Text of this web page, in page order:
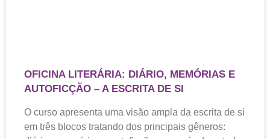
OFICINA LITERÁRIA: DIÁRIO, MEMÓRIAS E
AUTOFICÇÃO – A ESCRITA DE SI
O curso apresenta uma visão ampla da escrita de si
em três blocos tratando dos principais gêneros: